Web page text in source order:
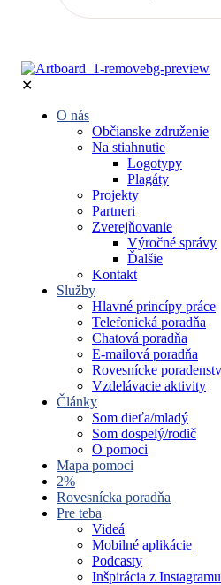
✕
O nás
Občianske združenie
Na stiahnutie
Logotypy
Plagáty
Projekty
Partneri
Zverejňovanie
Výročné správy
Ďalšie
Kontakt
Služby
Hlavné princípy práce
Telefonická poradňa
Chatová poradňa
E-mailová poradňa
Rovesnícke
Vzdelávacie aktivity
Články
Som dieťa/mladý
Som dospelý/rodič
O pomoci
Mapa pomoci
2%
Rovesnícka poradňa
Pre teba
Videá
Mobilné aplikácie
Podcasty
Inšpirácia z Instagramu